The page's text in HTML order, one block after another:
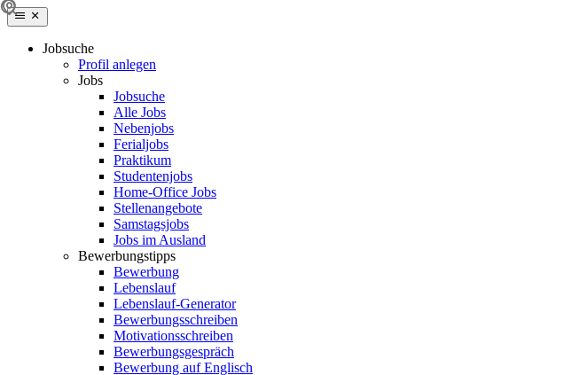
Jobsuche
Profil anlegen
Jobs
Jobsuche
Alle Jobs
Nebenjobs
Ferialjobs
Praktikum
Studentenjobs
Home-Office Jobs
Stellenangebote
Samstagsjobs
Jobs im Ausland
Bewerbungstipps
Bewerbung
Lebenslauf
Lebenslauf-Generator
Bewerbungsschreiben
Motivationsschreiben
Bewerbungsgespräch
Bewerbung auf Englisch